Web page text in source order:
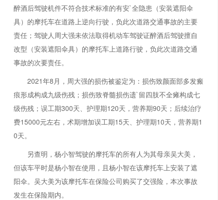
醉酒后驾驶机件不符合技术标准的有安`全隐患（安装遮阳伞
具）的摩托车在道路上逆向行驶，负此次道路交通事故的主要
责任；驾驶人周大强未依法取得机动车驾驶证醉酒后驾驶擅自
改型（安装遮阳伞具）的摩托车上道路行驶，负此次道路交通
事故的次要责任。
2021年8月，周大强的损伤被鉴定为：损伤致颜面部多发瘢
痕形成构成九级伤残；损伤致脊髓损伤遗`留四肢不全瘫构成七
级伤残；误工期300天、护理期120天，营养期90天；后续治疗
费15000元左右，术期增加误工期15天、护理期10天，营养期1
0天。
另查明，杨小智驾驶的摩托车的所有人为其母亲吴大美，
但该车平时是杨小智在使用，且杨小智在该摩托车上安装了遮
阳伞。吴大美为该摩托车在保险公司购买了交强险，本次事故
发生在保险期内。